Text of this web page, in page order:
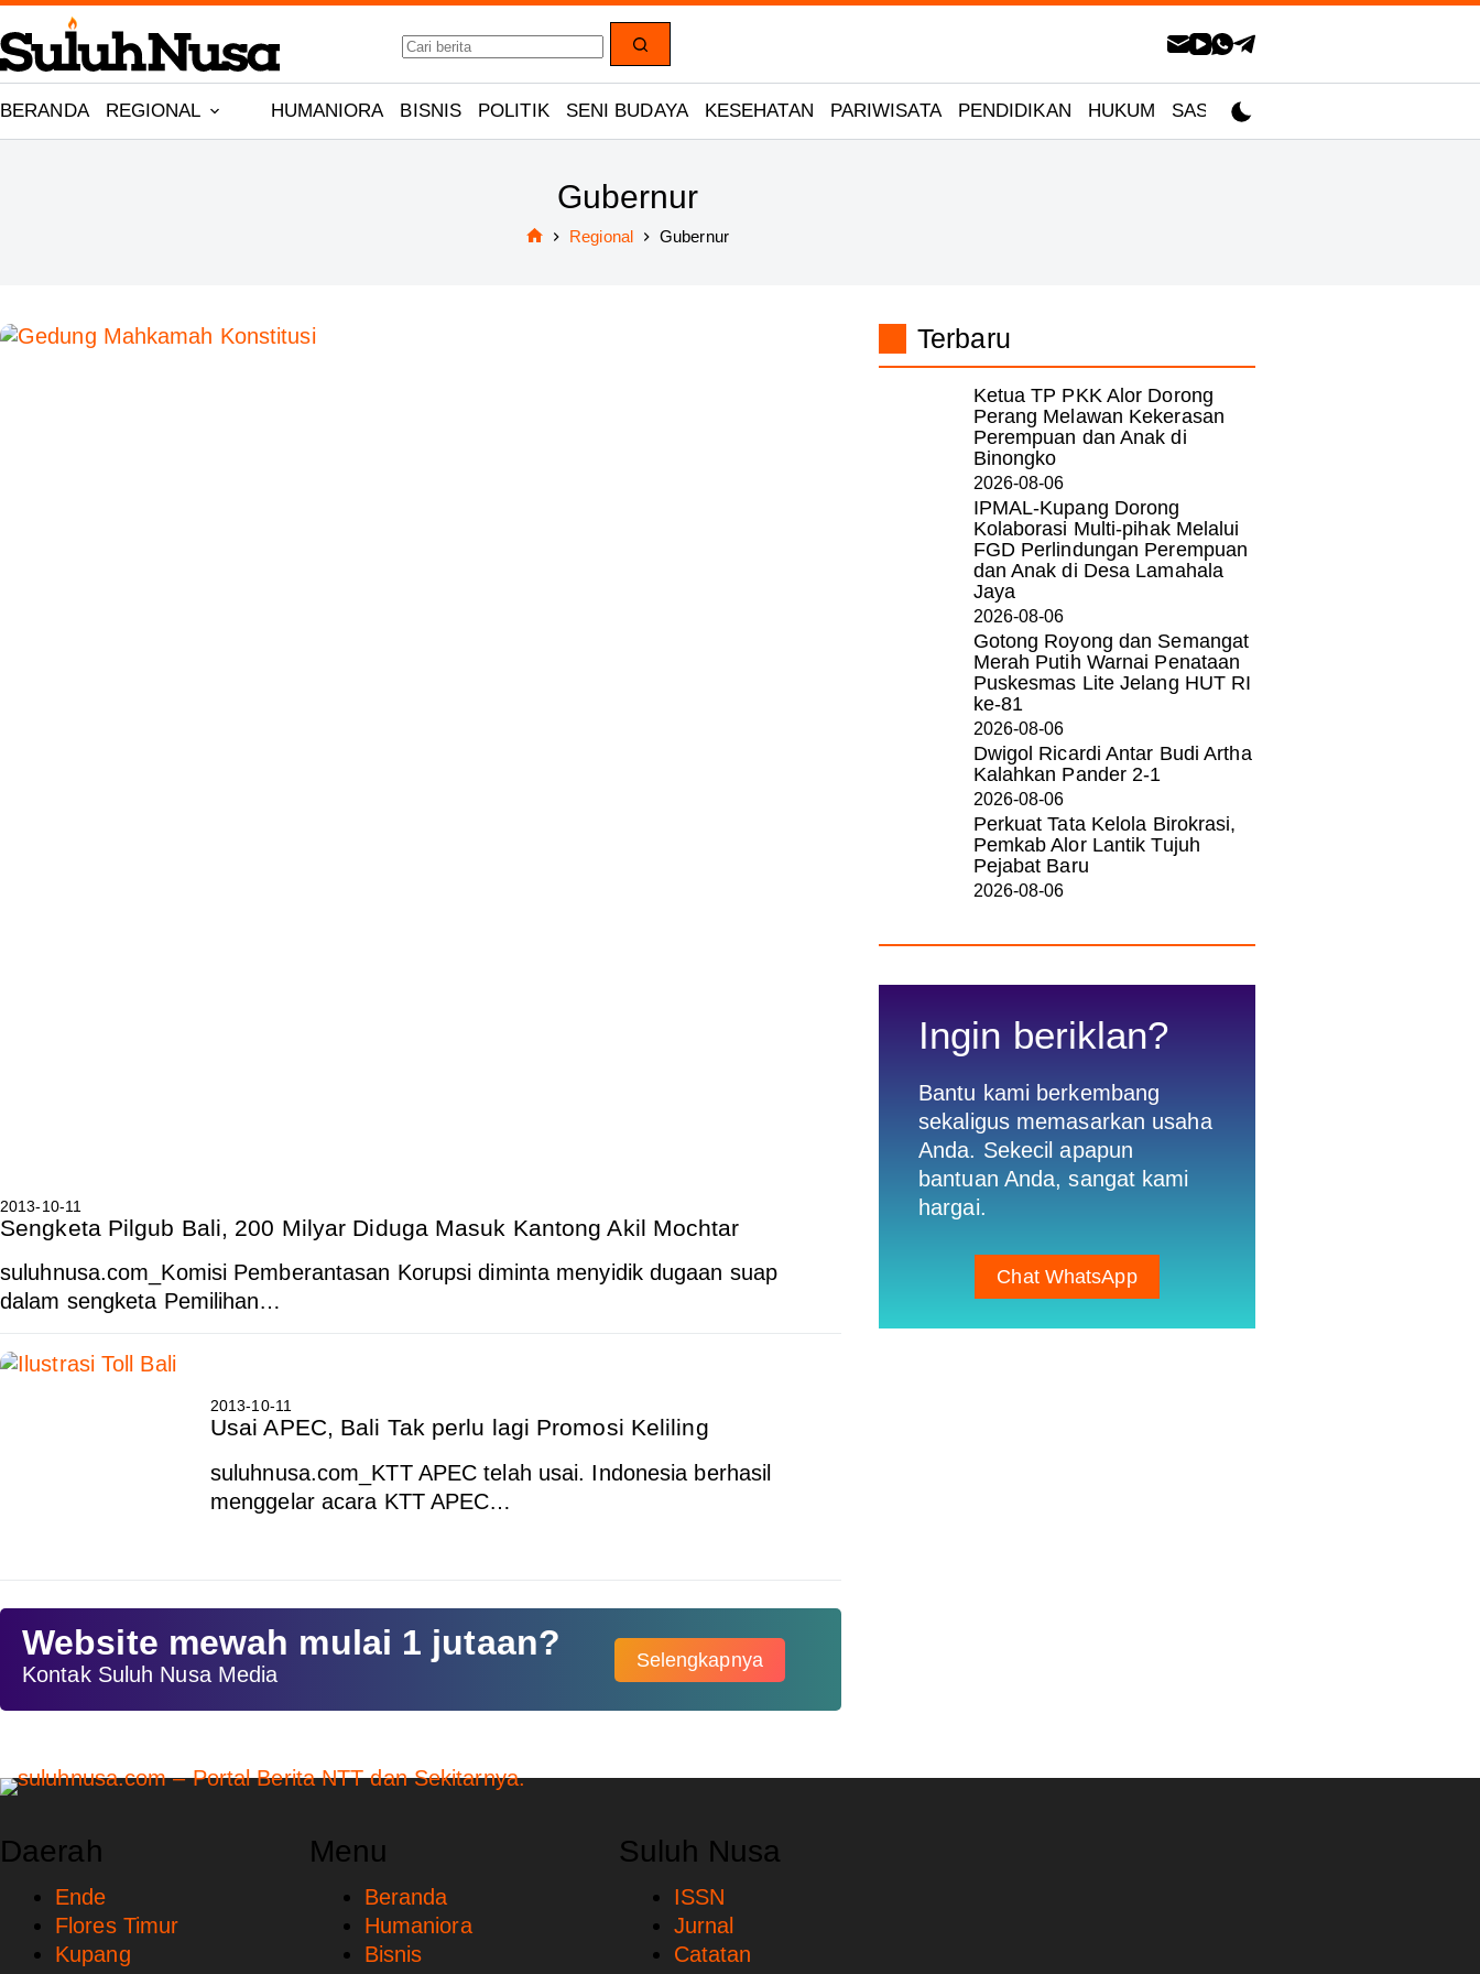
Skip
to
content
No
results
BERANDA REGIONAL HUMANIORA BISNIS POLITIK SENI BUDAYA KESEHATAN PARIWISATA PENDIDIKAN HUKUM SASTRA
Gubernur
Regional Gubernur
2013-10-11
Sengketa Pilgub Bali, 200 Milyar Diduga Masuk Kantong Akil Mochtar
suluhnusa.com_Komisi Pemberantasan Korupsi diminta menyidik dugaan suap
dalam sengketa Pemilihan…
2013-10-11
Usai APEC, Bali Tak perlu lagi Promosi Keliling
suluhnusa.com_KTT APEC telah usai. Indonesia berhasil
menggelar acara KTT APEC…
Website mewah mulai 1 jutaan?
Kontak Suluh Nusa Media
Selengkapnya
Terbaru
Ketua TP PKK Alor Dorong
Perang Melawan Kekerasan
Perempuan dan Anak di
Binongko
2026-08-06
IPMAL-Kupang Dorong
Kolaborasi Multi-pihak Melalui
FGD Perlindungan Perempuan
dan Anak di Desa Lamahala
Jaya
2026-08-06
Gotong Royong dan Semangat
Merah Putih Warnai Penataan
Puskesmas Lite Jelang HUT RI
ke-81
2026-08-06
Dwigol Ricardi Antar Budi Artha
Kalahkan Pander 2-1
2026-08-06
Perkuat Tata Kelola Birokrasi,
Pemkab Alor Lantik Tujuh
Pejabat Baru
2026-08-06
Ingin beriklan?
Bantu kami berkembang
sekaligus memasarkan usaha
Anda. Sekecil apapun
bantuan Anda, sangat kami
hargai.
Chat WhatsApp
Daerah
Ende
Flores Timur
Kupang
Menu
Beranda
Humaniora
Bisnis
Suluh Nusa
ISSN
Jurnal
Catatan